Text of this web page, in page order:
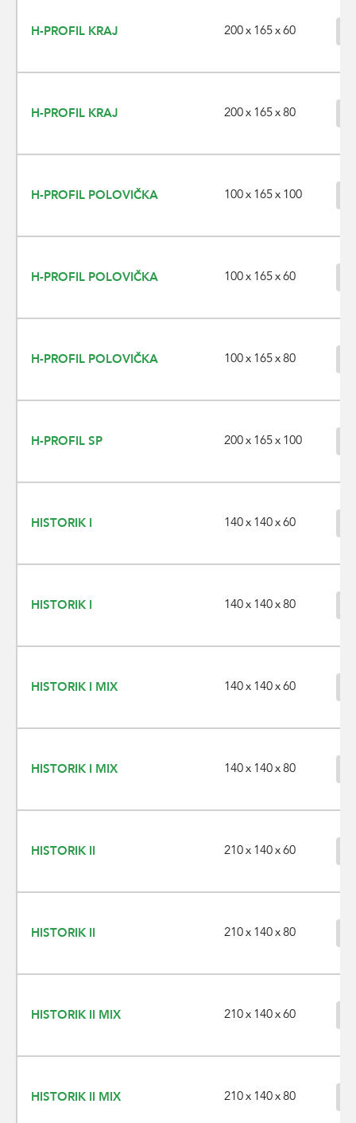
H-PROFIL KRAJ 200 x 165 x 60
H-PROFIL KRAJ 200 x 165 x 80
H-PROFIL POLOVIČKA 100 x 165 x 100
H-PROFIL POLOVIČKA 100 x 165 x 60
H-PROFIL POLOVIČKA 100 x 165 x 80
H-PROFIL SP 200 x 165 x 100
HISTORIK I 140 x 140 x 60
HISTORIK I 140 x 140 x 80
HISTORIK I MIX 140 x 140 x 60
HISTORIK I MIX 140 x 140 x 80
HISTORIK II 210 x 140 x 60
HISTORIK II 210 x 140 x 80
HISTORIK II MIX 210 x 140 x 60
HISTORIK II MIX 210 x 140 x 80